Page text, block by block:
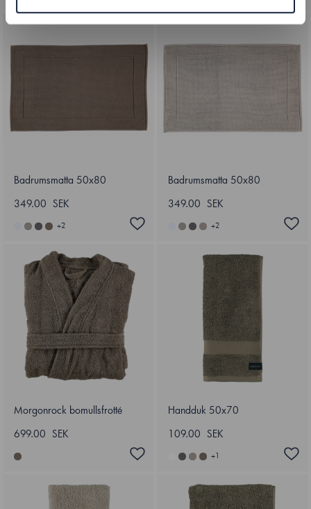
Badrumsmatta 50x80
349.00 SEK
+2
Badrumsmatta 50x80
349.00 SEK
+2
Morgonrock bomullsfrotté
699.00 SEK
Handduk 50x70
109.00 SEK
+1